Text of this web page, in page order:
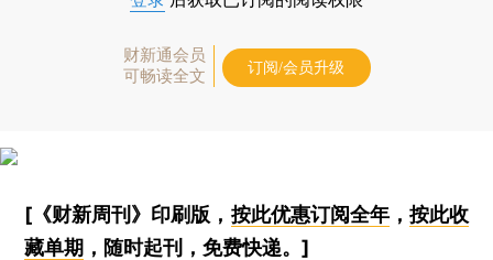
财新通会员
可畅读全文
订阅/会员升级
[《财新周刊》印刷版， 按此优惠订阅全年， 按此收
藏单期 ，随时起刊，免费快递。]